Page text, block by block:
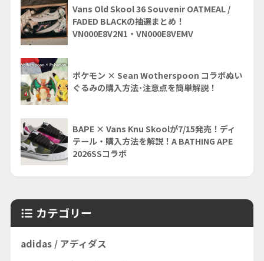
Vans Old Skool 36 Souvenir OATMEAL /
FADED BLACKの抽選まとめ！
VN000E8V2N1・VN000E8VEMV
ポケモン × Sean Wotherspoon コラボぬい
ぐるみの購入方法･注意点を簡単解説！
BAPE × Vans Knu Skoolが7/15発売！ディ
テール・購入方法を解説！A BATHING APE
2026SSコラボ
カテゴリー
adidas / アディダス